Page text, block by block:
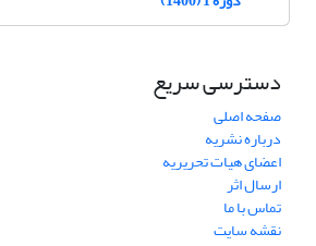
دسترسی سریع
صفحه اصلی
درباره نشریه
اعضای هیات تحریریه
ارسال اثر
تماس با ما
نقشه سایت